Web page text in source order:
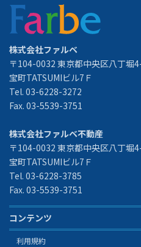
株式会社ファルベ
〒104-0032 東京都中央区八丁堀
宝町TATSUMIビル7Ｆ
Tel. 03-6228-3272
Fax. 03-5539-3751
株式会社ファルベ不動産
〒104-0032 東京都中央区八丁堀
宝町TATSUMIビル7Ｆ
Tel. 03-6228-3785
Fax. 03-5539-3751
コンテンツ
利用規約